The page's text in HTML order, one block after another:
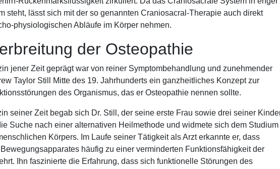
steht, lässt sich mit der so genannten Craniosacral-Therapie auch direkt
physiologischen Abläufe im Körper nehmen.
der Osteopathie
jener Zeit geprägt war von reiner Symptombehandlung und zunehmender
Taylor Still Mitte des 19. Jahrhunderts ein ganzheitliches Konzept zur
des Organismus, das er Osteopathie nennen sollte.
seiner Zeit begab sich Dr. Still, der seine erste Frau sowie drei seiner
Suche nach einer alternativen Heilmethode und widmete sich dem Studium
Körpers. Im Laufe seiner Tätigkeit als Arzt erkannte er, dass
häufig zu einer verminderten Funktionsfähigkeit der
Ihn faszinierte die Erfahrung, dass sich funktionelle Störungen des